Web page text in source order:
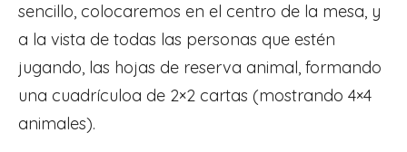
sencillo, colocaremos en el centro de la mesa, y
a la vista de todas las personas que estén
jugando, las hojas de reserva animal, formando
una cuadrículoa de 2×2 cartas (mostrando 4×4
animales).